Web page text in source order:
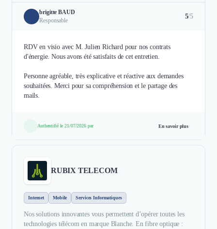
brigitte BAUD
Responsable
5/5
RDV en visio avec M. Julien Richard pour nos contrats
d'énergie. Nous avons été satisfaits de cet entretien.
Personne agréable, très explicative et réactive aux demandes
souhaitées. Merci pour sa compréhension et le partage des
mails.
Authentifié le 21/07/2026 par En savoir plus
RUBIX TELECOM
Internet Mobile Services Informatiques
Nos solutions innovantes vous permettent d’opérer toutes les
technologies télécom en marque Blanche. En fibre optique :